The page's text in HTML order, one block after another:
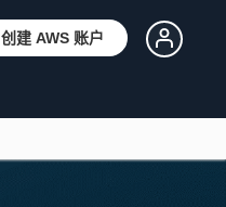
创建 AWS 账户